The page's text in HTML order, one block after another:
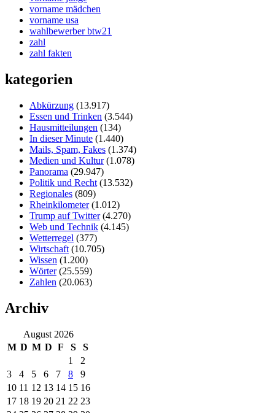
vorname mädchen
vorname usa
wahlbewerber btw21
zahl
zahl fakten
kategorien
Abkürzung (13.917)
Essen und Trinken (3.544)
Hausmitteilungen (134)
In dieser Minute (1.440)
Mails, Spam, Fakes (1.374)
Medien und Kultur(1.078)
Panorama (29.947)
Politik und Recht (13.532)
Regionales (809)
Rheinkilometer(1.012)
Trump auf Twitter(4.270)
Web und Technik (4.145)
Wetterregel (377)
Wirtschaft (10.705)
Wissen (1.200)
Wörter(25.559)
Zahlen (20.063)
Archiv
August 2026
M D M D F S
S
1
2
3
4 5 6 7 8
9
10 11 12 13 14 15 16
17 18 19 20 21 22 23